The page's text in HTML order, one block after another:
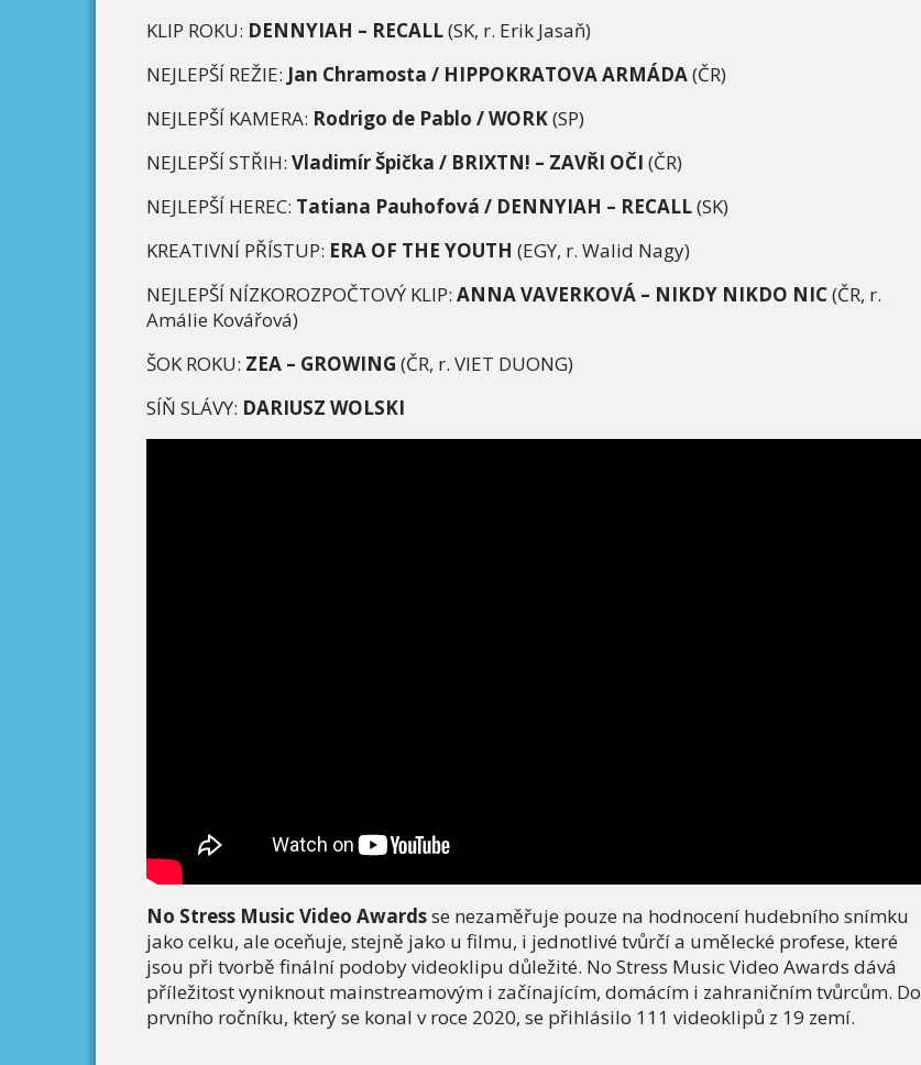
KLIP ROKU: DENNYIAH – RECALL(SK, r. Erik Jasaň)
NEJLEPŠÍ REŽIE: Jan Chramosta / HIPPOKRATOVA ARMÁDA(ČR)
NEJLEPŠÍ KAMERA: Rodrigo de Pablo / WORK(SP)
NEJLEPŠÍ STŘIH: Vladimír Špička / BRIXTN! – ZAVŘI OČI (ČR)
NEJLEPŠÍ HEREC: Tatiana Pauhofová / DENNYIAH – RECALL(SK)
KREATIVNÍ PŘÍSTUP: ERA OF THE YOUTH (EGY, r. Walid Nagy)
NEJLEPŠÍ NÍZKOROZPOČTOVÝ KLIP: ANNA VAVERKOVÁ – NIKDY NIKDO NIC(ČR, r.
Amálie Kovářová)
ŠOK ROKU: ZEA – GROWING (ČR, r. VIET DUONG)
SÍŇ SLÁVY: DARIUSZ WOLSKI
No Stress Music Video Awardsse nezaměřuje pouze na hodnocení hudebního snímku
jako celku, ale oceňuje, stejně jako u filmu, i jednotlivé tvůrčí a umělecké profese, které
jsou při tvorbě finální podoby videoklipu důležité. No Stress Music Video Awards dává
příležitost vyniknout mainstreamovým i začínajícím, domácím i zahraničním tvůrcům. Do
prvního ročníku, který se konal v roce 2020, se přihlásilo 111 videoklipů z 19 zemí.